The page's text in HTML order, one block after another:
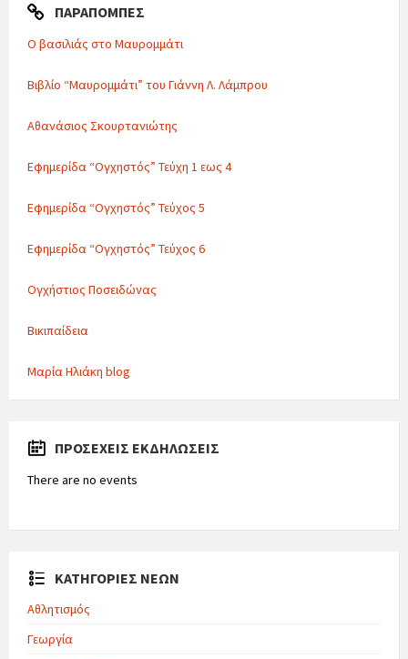
ΠΑΡΑΠΟΜΠΈΣ
Ο βασιλιάς στο Μαυρομμάτι
Βιβλίο “Μαυρομμάτι” του Γιάννη Λ. Λάμπρου
Αθανάσιος Σκουρτανιώτης
Εφημερίδα “Ογχηστός” Τεύχη 1 εως 4
Εφημερίδα “Ογχηστός” Τεύχος 5
Εφημερίδα “Ογχηστός” Τεύχος 6
Ογχήστιος Ποσειδώνας
Βικιπαίδεια
Μαρία Ηλιάκη blog
ΠΡΟΣΕΧΕΊΣ ΕΚΔΗΛΏΣΕΙΣ
There are no events
ΚΑΤΗΓΟΡΙΕΣ ΝΕΩΝ
Αθλητισμός
Γεωργία